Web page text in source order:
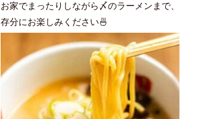
お家でまったりしながら〆のラーメンまで、
存分にお楽しみください🍜